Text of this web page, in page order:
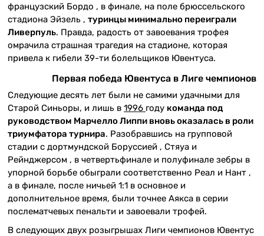
французский Бордо , в финале, на поле брюссельского
стадиона Эйзель , туринцы минимально переиграли
Ливерпуль. Правда, радость от завоевания трофея
омрачила страшная трагедия на стадионе, которая
привела к гибели 39-ти болельщиков Ювентуса.
Первая победа Ювентуса в Лиге чемпионов
Следующие десять лет были не самими удачными для
Старой Синьоры, и лишь в 1996 году команда под
руководством Марчелло Липпи вновь оказалась в роли
триумфатора турнира. Разобравшись на групповой
стадии с дортмундской Боруссией , Стяуа и
Рейнджерсом , в четвертьфинале и полуфинале зебры в
упорной борьбе обыграли соответственно Реал и Нант ,
а в финале, после ничьей 1:1 в основное и
дополнительное время, были точнее Аякса в серии
послематчевых пенальти и завоевали трофей.
В следующих двух розыгрышах Лиги чемпионов Ювентус